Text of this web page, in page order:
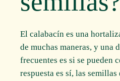
El calabacín es una
de muchas maneras, y una
frecuentes es si se pueden
respuesta es sí, las